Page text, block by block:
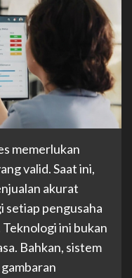
memerlukan
valid. Saat ini,
akurat
setiap pengusaha
ini bukan
Bahkan, sistem